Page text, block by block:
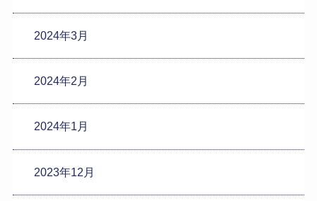
2024年3月
2024年2月
2024年1月
2023年12月